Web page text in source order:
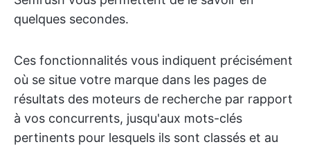
quelques secondes.
Ces fonctionnalités vous indiquent précisément
où se situe votre marque dans les pages de
résultats des moteurs de recherche par rapport
à vos concurrents, jusqu'aux mots-clés
pertinents pour lesquels ils sont classés et au